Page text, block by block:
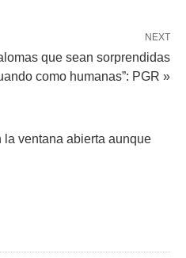
NEXT
que sean sorprendidas
como humanas”: PGR »
la ventana abierta aunque